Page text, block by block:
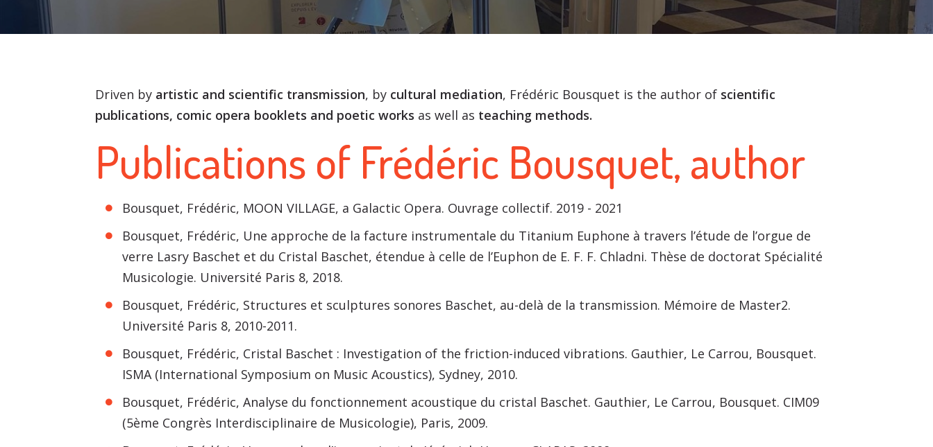
Driven by artistic and scientific transmission, by cultural mediation, Frédéric Bousquet is the author of scientific
publications, comic opera booklets and poetic works as well as teaching methods.
Publications of Frédéric Bousquet, author
Bousquet, Frédéric, MOON VILLAGE, a Galactic Opera. Ouvrage collectif. 2019 - 2021
Bousquet, Frédéric, Une approche de la facture instrumentale du Titanium Euphone à travers l’étude de l’orgue de
verre Lasry Baschet et du Cristal Baschet, étendue à celle de l’Euphon de E. F. F. Chladni. Thèse de doctorat Spécialité
Musicologie. Université Paris 8, 2018.
Bousquet, Frédéric, Structures et sculptures sonores Baschet, au-delà de la transmission. Mémoire de Master2.
Université Paris 8, 2010-2011.
Bousquet, Frédéric, Cristal Baschet : Investigation of the friction-induced vibrations. Gauthier, Le Carrou, Bousquet.
ISMA (International Symposium on Music Acoustics), Sydney, 2010.
Bousquet, Frédéric, Analyse du fonctionnement acoustique du cristal Baschet. Gauthier, Le Carrou, Bousquet. CIM09
(5ème Congrès Interdisciplinaire de Musicologie), Paris, 2009.